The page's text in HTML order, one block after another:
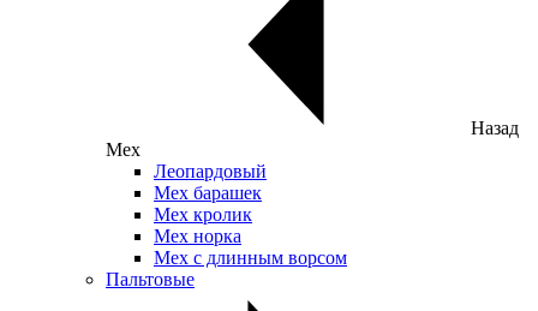
Назад
Мех
Леопардовый
Мех барашек
Мех кролик
Мех норка
Мех с длинным ворсом
Пальтовые